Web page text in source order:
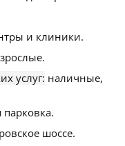
и клиники.
услуг: наличные,
парковка.
шоссе.